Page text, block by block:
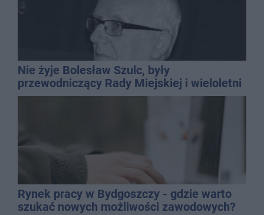
Nie żyje Bolesław Szulc, były
przewodniczący Rady Miejskiej i wieloletni
dyrektor SP 14
Rynek pracy w Bydgoszczy - gdzie warto
szukać nowych możliwości zawodowych?